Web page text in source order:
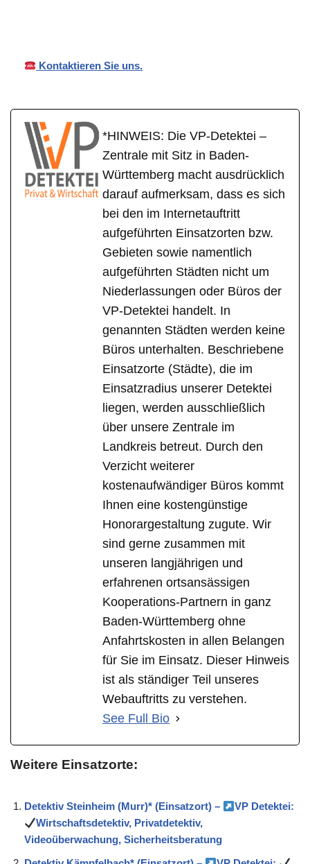
Kontaktieren Sie uns.
*HINWEIS: Die VP-Detektei –
Zentrale mit Sitz in Baden-
Württemberg macht ausdrücklich
darauf aufmerksam, dass es sich
bei den im Internetauftritt
aufgeführten Einsatzorten bzw.
Gebieten sowie namentlich
aufgeführten Städten nicht um
Niederlassungen oder Büros der
VP-Detektei handelt. In
genannten Städten werden keine
Büros unterhalten. Beschriebene
Einsatzorte (Städte), die im
Einsatzradius unserer Detektei
liegen, werden ausschließlich
über unsere Zentrale im
Landkreis betreut. Durch den
Verzicht weiterer
kostenaufwändiger Büros kommt
Ihnen eine kostengünstige
Honorargestaltung zugute. Wir
sind gerne zusammen mit
unseren langjährigen und
erfahrenen ortsansässigen
Kooperations-Partnern in ganz
Baden-Württemberg ohne
Anfahrtskosten in allen Belangen
für Sie im Einsatz. Dieser Hinweis
ist als ständiger Teil unseres
Webauftritts zu verstehen.
See Full Bio
Weitere Einsatzorte:
Detektiv Steinheim (Murr)* (Einsatzort) –
VP Detektei:
Wirtschaftsdetektiv, Privatdetektiv,
Videoüberwachung, Sicherheitsberatung